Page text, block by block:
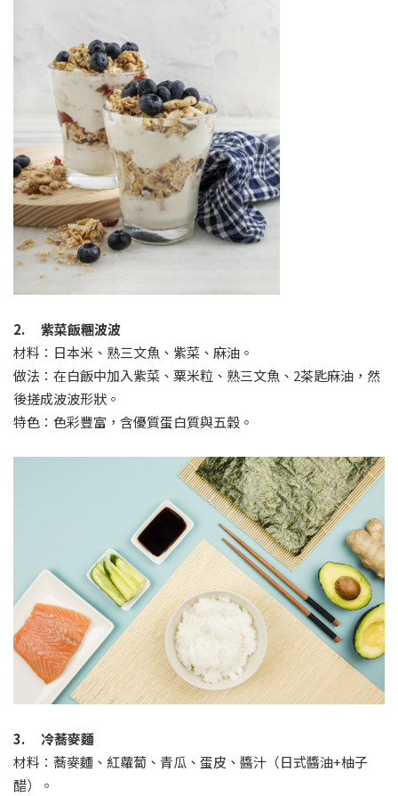
2. 紫菜飯糰波波
材料：日本米、熟三文魚、紫菜、麻油。
做法：在白飯中加入紫菜、粟米粒、熟三文魚、2茶匙麻油，然
後搓成波波形狀。
特色：色彩豐富，含優質蛋白質與五穀。
3. 冷蕎麥麵
材料：蕎麥麵、紅蘿蔔、青瓜、蛋皮、醬汁（日式醬油+柚子
醋）。